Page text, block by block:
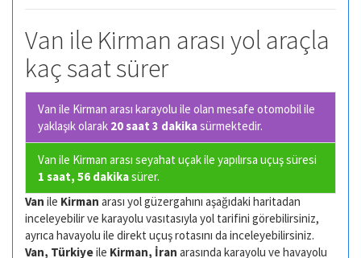
Van ile Kirman arası yol araçla
kaç saat sürer
Van ile Kirman arası karayolu ile olan mesafe otomobil ile
yaklaşık olarak 20 saat 3 dakikasürmektedir.
Van ile Kirman arası seyahat uçak ile yapılırsa uçuş süresi
1 saat, 56 dakikasürer.
Van ile Kirman arası yol güzergahını aşağıdaki haritadan
inceleyebilir ve karayolu vasıtasıyla yol tarifini görebilirsiniz,
ayrıca havayolu ile direkt uçuş rotasını da inceleyebilirsiniz.
Van, Türkiyeile Kirman, İran arasında karayolu ve havayolu